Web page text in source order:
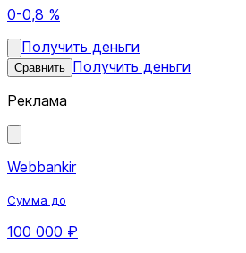
0-0,8 %
Получить деньги
Сравнить Получить деньги
Реклама
Webbankir
Сумма до
100 000 ₽